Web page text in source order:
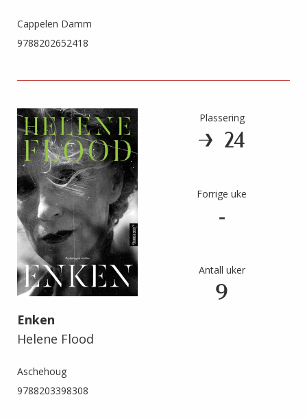
Cappelen Damm
9788202652418
Enken
Helene Flood
Aschehoug
9788203398308
Plassering
24
Forrige uke
-
Antall uker
9